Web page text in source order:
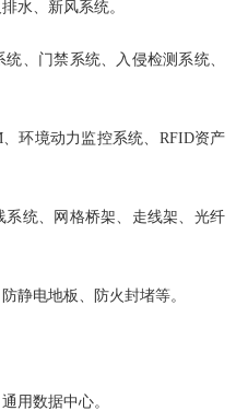
水、新风系统。
、门禁系统、入侵检测系统、
环境动力监控系统、RFID资产
系统、网格桥架、走线架、光纤
静电地板、防火封堵等。
用数据中心。